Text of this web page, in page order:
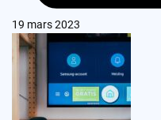
19 mars 2023